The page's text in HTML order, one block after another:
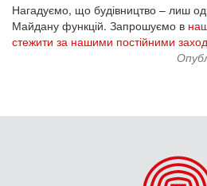
Нагадуємо, що будівництво – лиш
Майдану функцій. Запрошуємо в
стежити за нашими постійними